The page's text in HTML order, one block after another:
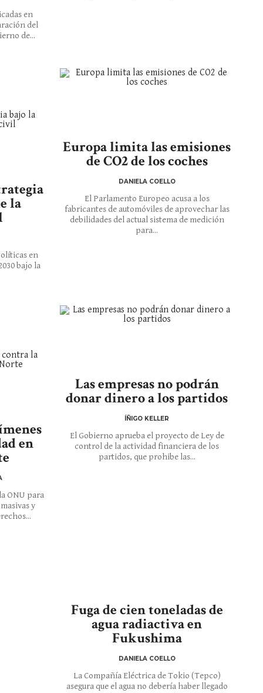
en
del
de...
Europa limita las emisiones
de CO2 de los coches
DANIELA COELLO
El Parlamento Europeo acusa a los
fabricantes de automóviles de aprovechar las
debilidades del actual sistema de medición
para...
la
en
bajo la
Las empresas no podrán
donar dinero a los partidos
ÍÑIGO KELLER
El Gobierno aprueba el proyecto de Ley de
control de la actividad financiera de los
partidos, que prohibe las...
en
ONU para
y
Fuga de cien toneladas de
agua radiactiva en
Fukushima
DANIELA COELLO
La Compañía Eléctrica de Tokio (Tepco)
asegura que el agua no debería haber llegado